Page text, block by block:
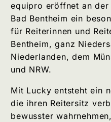
equipro eröffnet an
Bad Bentheim ein
für Reiterinnen und
Bentheim, ganz
Niederlanden, dem
und NRW.
Mit Lucky entsteht ein
die ihren Reitersitz
bewusster